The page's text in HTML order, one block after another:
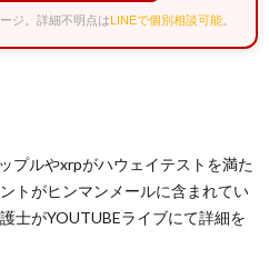
ジ。詳細不明点はLINEで個別相談可能
プルやxrpがハウェイテストを満た
トがヒンマンメールに含まれてい
士がYOUTUBEライブにて詳細を